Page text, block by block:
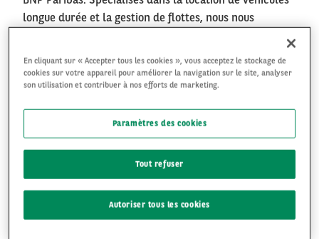
longue durée et la gestion de flottes, nous nous
jusqu'au groupe international avec plusieurs centaines
d'unités. Pour contribuer à un développement plus
durable, Arval élargit aujourd'hui son offre à d'autres
formes de mobilité, telles que le vélo ou le scooter
électrique.
La culture de Service est au coeur de notre
développement comme de notre promesse client, que
En cliquant sur « Accepter tous les cookies », vous acceptez le stockage de
cookies sur votre appareil pour améliorer la navigation sur le site, analyser
son utilisation et contribuer à nos efforts de marketing.
Paramètres des cookies
Tout refuser
Autoriser tous les cookies